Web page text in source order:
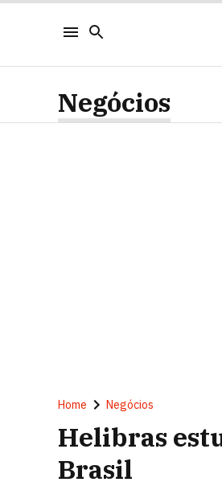
Negócios
Home Negócios
Helibras
Brasil